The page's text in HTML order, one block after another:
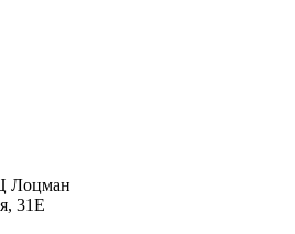
Лоцман
31Е